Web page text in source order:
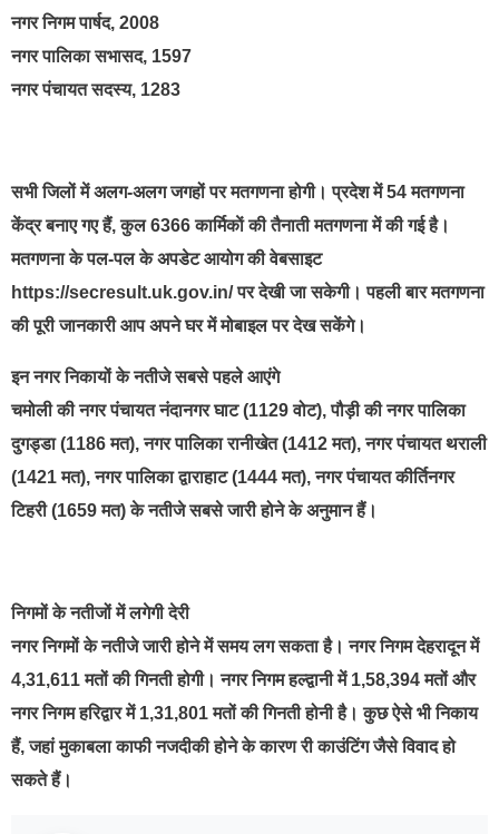
नगर निगम पार्षद, 2008
नगर पालिका सभासद, 1597
नगर पंचायत सदस्य, 1283
सभी जिलों में अलग-अलग जगहों पर मतगणना होगी। प्रदेश में 54 मतगणना
केंद्र बनाए गए हैं, कुल 6366 कार्मिकाें की तैनाती मतगणना में की गई है।
मतगणना के पल-पल के अपडेट आयोग की वेबसाइट
https://secresult.uk.gov.in/ पर देखी जा सकेगी। पहली बार मतगणना
की पूरी जानकारी आप अपने घर में मोबाइल पर देख सकेंगे।
इन नगर निकायों के नतीजे सबसे पहले आएंगे
चमोली की नगर पंचायत नंदानगर घाट (1129 वोट), पौड़ी की नगर पालिका
दुगड्डा (1186 मत), नगर पालिका रानीखेत (1412 मत), नगर पंचायत थराली
(1421 मत), नगर पालिका द्वाराहाट (1444 मत), नगर पंचायत कीर्तिनगर
टिहरी (1659 मत) के नतीजे सबसे जारी होने के अनुमान हैं।
निगमों के नतीजों में लगेगी देरी
नगर निगमों के नतीजे जारी होने में समय लग सकता है। नगर निगम देहरादून में
4,31,611 मतों की गिनती होगी। नगर निगम हल्द्वानी में 1,58,394 मतों और
नगर निगम हरिद्वार में 1,31,801 मतों की गिनती होनी है। कुछ ऐसे भी निकाय
हैं, जहां मुकाबला काफी नजदीकी होने के कारण री काउंटिंग जैसे विवाद हो
सकते हैं।